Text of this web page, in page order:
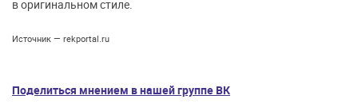
в оригинальном стиле.
Источник — rekportal.ru
Поделиться мнением в нашей группе ВК